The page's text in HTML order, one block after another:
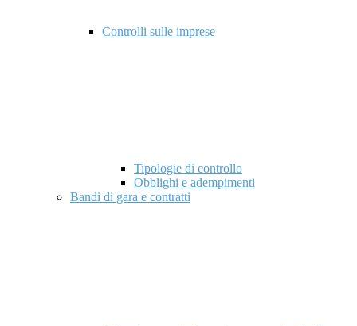
Controlli sulle imprese
Tipologie di controllo
Obblighi e adempimenti
Bandi di gara e contratti